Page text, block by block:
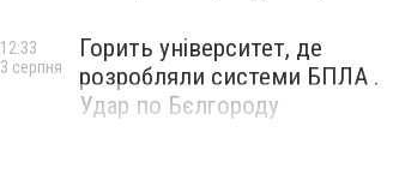
Горить університет, де
розробляли системи БПЛА .
Удар по Бєлгороду
12:33
3 серпня